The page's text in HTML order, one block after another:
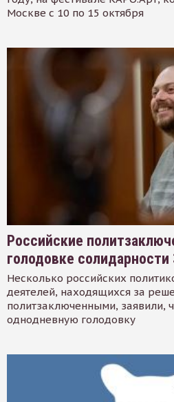
Москве с 10 по 15 октября
Российские
голодовке солидарности
Несколько российских
деятелей, находящихся за
политзаключенными, заявили,
однодневную голодовку